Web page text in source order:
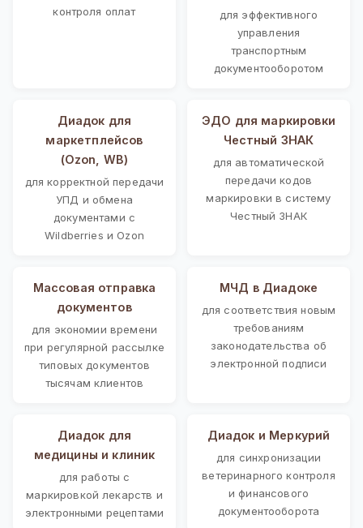
контроля оплат
для эффективного
управления
транспортным
документооборотом
Диадок для
маркетплейсов
(Ozon, WB)
для корректной передачи
УПД и обмена
документами с
Wildberries и Ozon
ЭДО для маркировки
Честный ЗНАК
для автоматической
передачи кодов
маркировки в систему
Честный ЗНАК
Массовая отправка
документов
для экономии времени
при регулярной рассылке
типовых документов
тысячам клиентов
МЧД в Диадоке
для соответствия новым
требованиям
законодательства об
электронной подписи
Диадок для
медицины и клиник
для работы с
маркировкой лекарств и
электронными рецептами
Диадок и Меркурий
для синхронизации
ветеринарного контроля
и финансового
документооборота